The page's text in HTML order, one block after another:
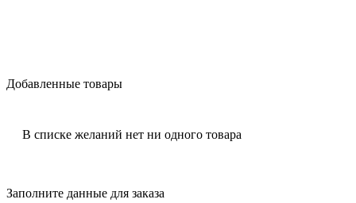
Добавленные товары
В списке желаний нет ни одного товара
Заполните данные для заказа